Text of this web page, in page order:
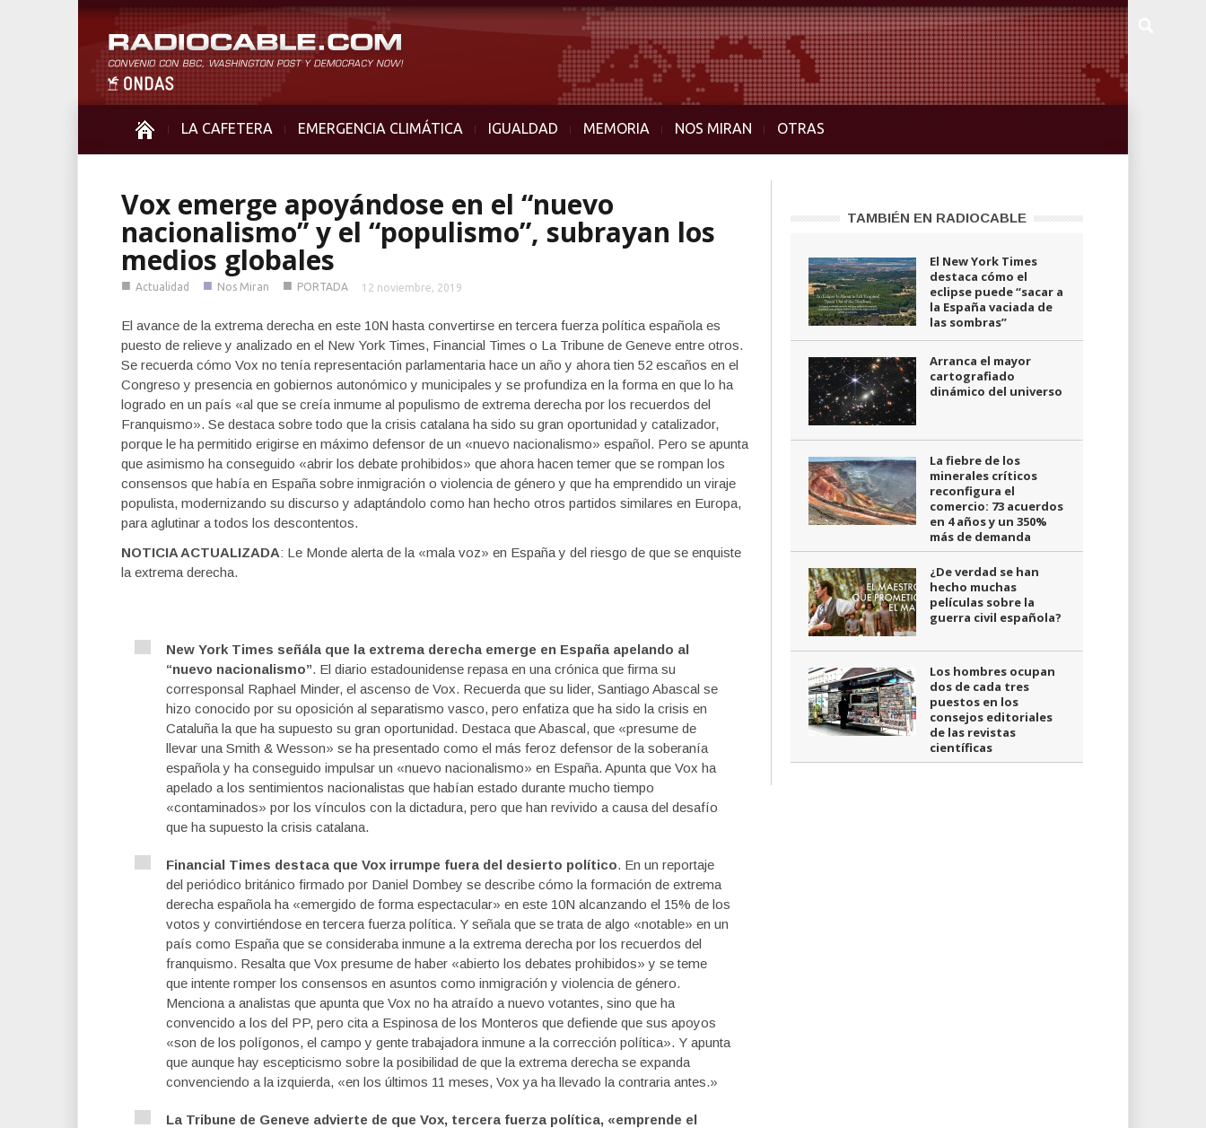
LA CAFETERA EMERGENCIA CLIMÁTICA IGUALDAD MEMORIA NOS MIRAN OTRAS
Vox emerge apoyándose en el “nuevo
nacionalismo” y el “populismo”, subrayan los
medios globales
■ Actualidad ■ Nos Miran ■ PORTADA 12 noviembre, 2019
El avance de la extrema derecha en este 10N hasta convertirse en tercera fuerza política española es
puesto de relieve y analizado en el New York Times, Financial Times o La Tribune de Geneve entre otros.
Se recuerda cómo Vox no tenía representación parlamentaria hace un año y ahora tien 52 escaños en el
Congreso y presencia en gobiernos autonómico y municipales y se profundiza en la forma en que lo ha
logrado en un país «al que se creía inmume al populismo de extrema derecha por los recuerdos del
Franquismo». Se destaca sobre todo que la crisis catalana ha sido su gran oportunidad y catalizador,
porque le ha permitido erigirse en máximo defensor de un «nuevo nacionalismo» español. Pero se apunta
que asimismo ha conseguido «abrir los debate prohibidos» que ahora hacen temer que se rompan los
consensos que había en España sobre inmigración o violencia de género y que ha emprendido un viraje
populista, modernizando su discurso y adaptándolo como han hecho otros partidos similares en Europa,
para aglutinar a todos los descontentos.
NOTICIA ACTUALIZADA: Le Monde alerta de la «mala voz» en España y del riesgo de que se enquiste
la extrema derecha.
New York Times señála que la extrema derecha emerge en España apelando al
“nuevo nacionalismo”. El diario estadounidense repasa en una crónica que firma su
corresponsal Raphael Minder, el ascenso de Vox. Recuerda que su lider, Santiago Abascal se
hizo conocido por su oposición al separatismo vasco, pero enfatiza que ha sido la crisis en
Cataluña la que ha supuesto su gran oportunidad. Destaca que Abascal, que «presume de
llevar una Smith & Wesson» se ha presentado como el más feroz defensor de la soberanía
española y ha conseguido impulsar un «nuevo nacionalismo» en España. Apunta que Vox ha
apelado a los sentimientos nacionalistas que habían estado durante mucho tiempo
«contaminados» por los vínculos con la dictadura, pero que han revivido a causa del desafío
que ha supuesto la crisis catalana.
Financial Times destaca que Vox irrumpe fuera del desierto político. En un reportaje
del periódico británico firmado por Daniel Dombey se describe cómo la formación de extrema
derecha española ha «emergido de forma espectacular» en este 10N alcanzando el 15% de los
votos y convirtiéndose en tercera fuerza política. Y señala que se trata de algo «notable» en un
país como España que se consideraba inmune a la extrema derecha por los recuerdos del
franquismo. Resalta que Vox presume de haber «abierto los debates prohibidos» y se teme
que intente romper los consensos en asuntos como inmigración y violencia de género.
Menciona a analistas que apunta que Vox no ha atraído a nuevo votantes, sino que ha
convencido a los del PP, pero cita a Espinosa de los Monteros que defiende que sus apoyos
«son de los polígonos, el campo y gente trabajadora inmune a la corrección política». Y apunta
que aunque hay escepticismo sobre la posibilidad de que la extrema derecha se expanda
convenciendo a la izquierda, «en los últimos 11 meses, Vox ya ha llevado la contraria antes.»
La Tribune de Geneve advierte de que Vox, tercera fuerza política, «emprende el
TAMBIÉN EN RADIOCABLE
El New York Times
destaca cómo el
eclipse puede “sacar a
la España vaciada de
las sombras”
Arranca el mayor
cartografiado
dinámico del universo
La fiebre de los
minerales críticos
reconfigura el
comercio: 73 acuerdos
en 4 años y un 350%
más de demanda
¿De verdad se han
hecho muchas
películas sobre la
guerra civil española?
Los hombres ocupan
dos de cada tres
puestos en los
consejos editoriales
de las revistas
científicas